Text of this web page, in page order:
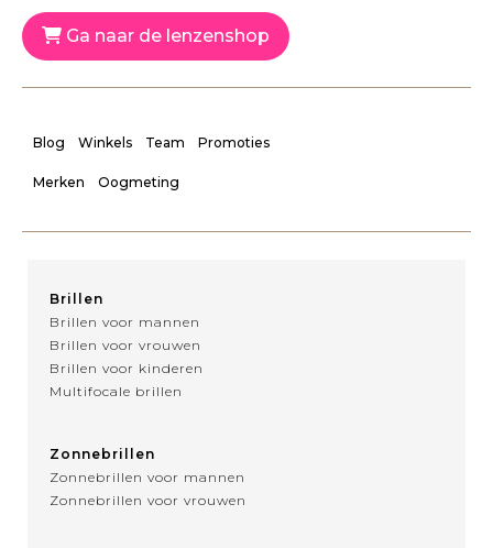
Ga naar de lenzenshop
Blog Winkels Team Promoties
Merken Oogmeting
Brillen
Brillen voor mannen
Brillen voor vrouwen
Brillen voor kinderen
Multifocale brillen
Zonnebrillen
Zonnebrillen voor mannen
Zonnebrillen voor vrouwen